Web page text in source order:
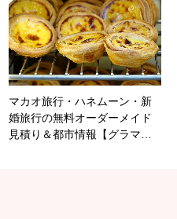
マカオ旅行・ハネムーン・新
婚旅行の無料オーダーメイド
見積り＆都市情報【グラマ…